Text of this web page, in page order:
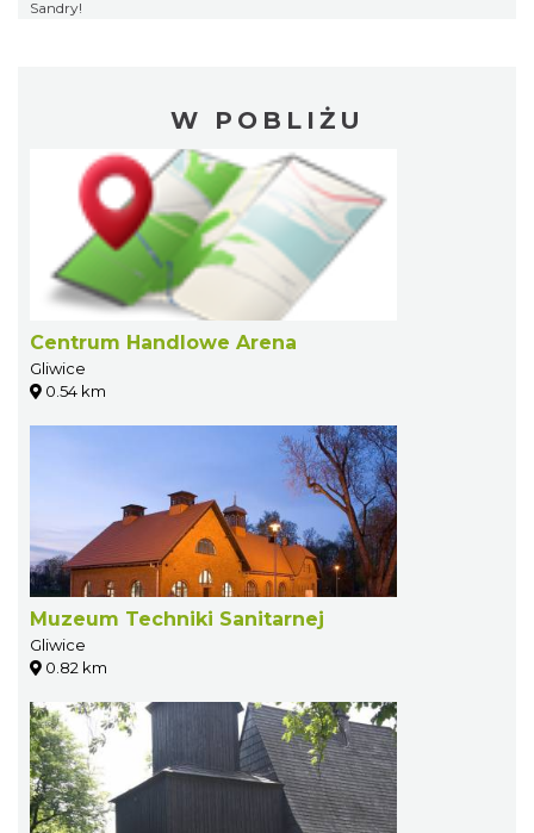
Sandry!
W POBLIŻU
Centrum Handlowe Arena
Gliwice
0.54 km
Muzeum Techniki Sanitarnej
Gliwice
0.82 km